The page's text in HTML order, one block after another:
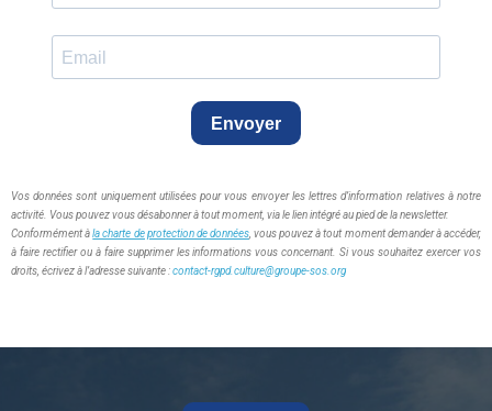
Envoyer
Vos données sont uniquement utilisées pour vous envoyer les lettres d’information relatives à notre
activité. Vous pouvez vous désabonner à tout moment, via le lien intégré au pied de la newsletter.
Conformément àla charte de protection de données, vous pouvez à tout moment demander à accéder,
à faire rectifier ou à faire supprimer les informations vous concernant. Si vous souhaitez exercer vos
droits, écrivez à l’adresse suivante :contact-rgpd.culture@groupe-sos.org